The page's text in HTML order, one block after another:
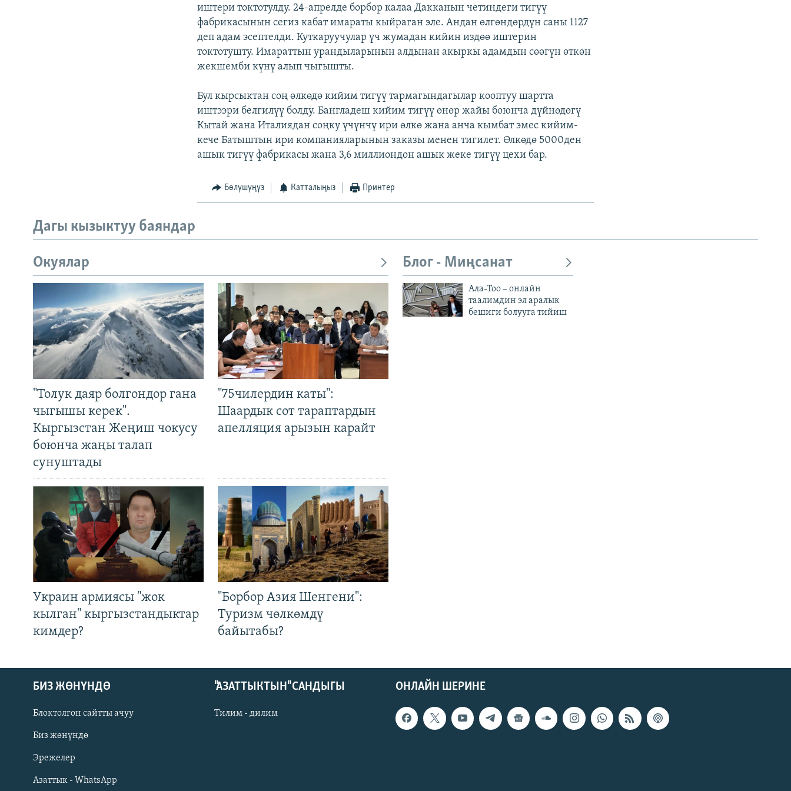
Русский
ОНЛАЙН ШЕРИНЕ
иштери токтотулду. 24-апрелде борбор калаа Дакканын четиндеги тигүү
фабрикасынын сегиз кабат имараты кыйраган эле. Андан өлгөндөрдүн саны 1127
деп адам эсептелди. Куткаруучулар үч жумадан кийин издөө иштерин
токтотушту. Имараттын урандыларынын алдынан акыркы адамдын сөөгүн өткөн
жекшемби күнү алып чыгышты.
Бул кырсыктан соң өлкөдө кийим тигүү тармагындагылар кооптуу шартта
иштээри белгилүү болду. Бангладеш кийим тигүү өнөр жайы боюнча дүйнөдөгү
Кытай жана Италиядан соңку үчүнчү ири өлкө жана анча кымбат эмес кийим-
кече Батыштын ири компанияларынын заказы менен тигилет. Өлкөдө 5000ден
ашык тигүү фабрикасы жана 3,6 миллиондон ашык жеке тигүү цехи бар.
Бөлүшүңүз Катталыңыз Принтер
Дагы кызыктуу баяндар
Окуялар
"Толук даяр болгондор гана
чыгышы керек".
Кыргызстан Жеңиш чокусу
боюнча жаңы талап
сунуштады
"75чилердин каты":
Шаардык сот тараптардын
апелляция арызын карайт
Украин армиясы "жок
кылган" кыргызстандыктар
кимдер?
"Борбор Азия Шенгени":
Туризм чөлкөмдү
байытабы?
Блог - Миңсанат
Ала-Тоо – онлайн
таалимдин эл аралык
бешиги болууга тийиш
ОНЛАЙН ШЕРИНЕ
БИЗ ЖӨНҮНДӨ
Блоктолгон сайтты ачуу
Биз жөнүндө
Эрежелер
Азаттык - WhatsApp
"АЗАТТЫКТЫН" САНДЫГЫ
Тилим - дилим